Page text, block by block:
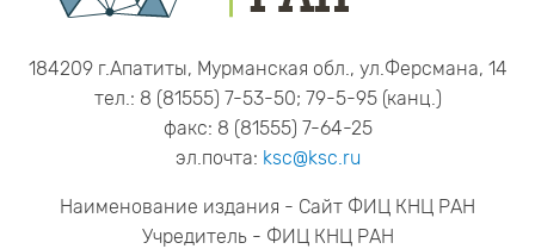
184209 г.Апатиты, Мурманская обл., ул.Ферсмана, 14
тел.: 8 (81555) 7-53-50; 79-5-95 (канц.)
факс: 8 (81555) 7-64-25
эл.почта: ksc@ksc.ru
Наименование издания - Сайт ФИЦ КНЦ РАН
Учредитель - ФИЦ КНЦ РАН